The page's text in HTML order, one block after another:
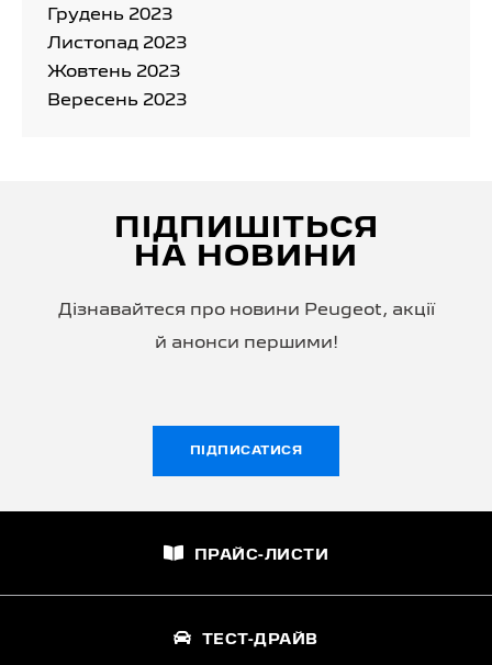
Грудень 2023
Листопад 2023
Жовтень 2023
Вересень 2023
ПІДПИШІТЬСЯ
НА НОВИНИ
Дізнавайтеся про новини Peugeot, акції
й анонси першими!
ПІДПИСАТИСЯ
ПРАЙС-ЛИСТИ
ТЕСТ-ДРАЙВ